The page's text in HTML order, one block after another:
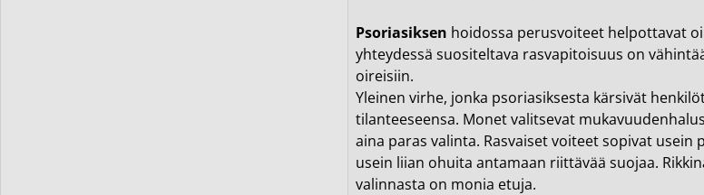
Psoriasiksen hoidossa perusvoiteet helpottavat
yhteydessä suositeltava rasvapitoisuus on
oireisiin.
Yleinen virhe, jonka psoriasiksesta kärsivät
tilanteeseensa. Monet valitsevat
aina paras valinta. Rasvaiset voiteet sopivat
usein liian ohuita antamaan riittävää suojaa.
valinnasta on monia etuja.